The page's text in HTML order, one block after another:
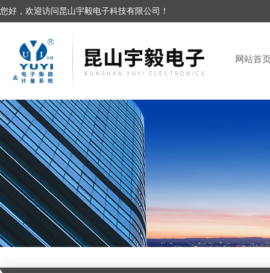
您好，欢迎访问昆山宇毅电子科技有限公司！
网站首